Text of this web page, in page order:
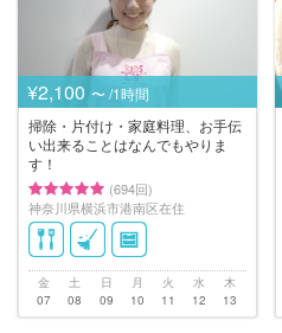
¥2,100 〜 /1時間
掃除・片付け・家庭料理、お手伝
い出来ることはなんでもやりま
す！
(694回)
神奈川県横浜市港南区在住
金
07
土
08
日
09
月
10
火
11
水
12
木
13